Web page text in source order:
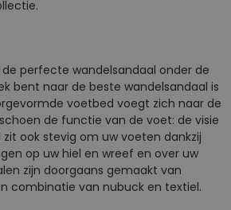
perfecte wandelsandaal onder de
bent naar de beste wandelsandaal is
voetbed voegt zich naar de
de functie van de voet: de visie
zit ook stevig om uw voeten dankzij
op uw hiel en wreef en over uw
zijn doorgaans gemaakt van
combinatie van nubuck en textiel.